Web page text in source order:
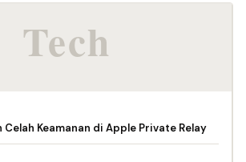
Celah Keamanan di Apple Private Relay